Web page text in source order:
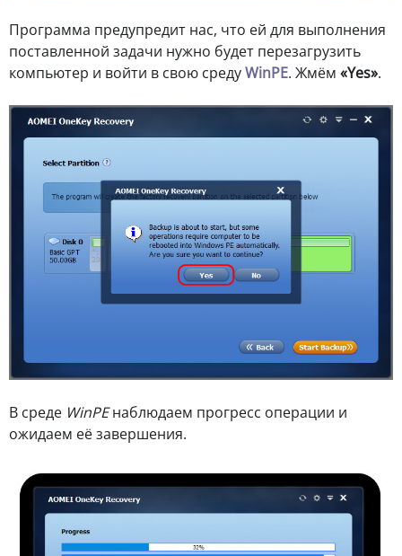
Программа предупредит нас, что ей для выполнения
поставленной задачи нужно будет перезагрузить
компьютер и войти в свою средуWinPE. Жмём «Yes».
В среде WinPEнаблюдаем прогресс операции и
ожидаем её завершения.